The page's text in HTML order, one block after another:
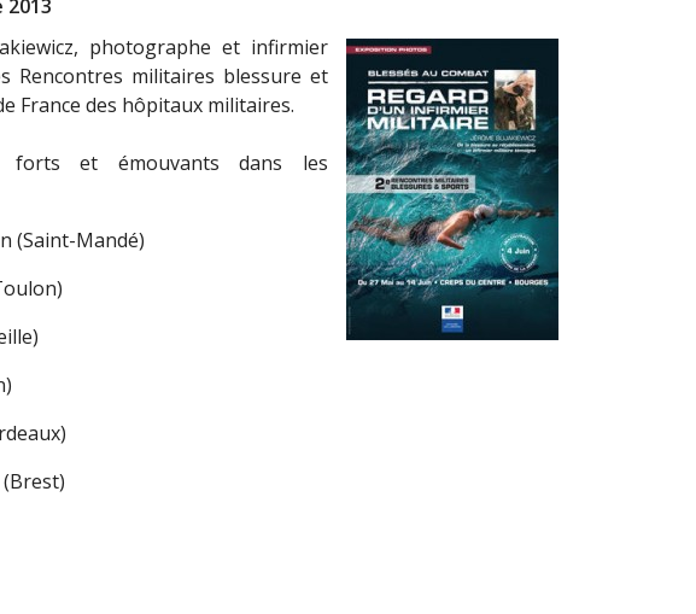
photographe et infirmier
Rencontres militaires blessure et
France des hôpitaux militaires.
forts et émouvants dans les
(Saint-Mandé)